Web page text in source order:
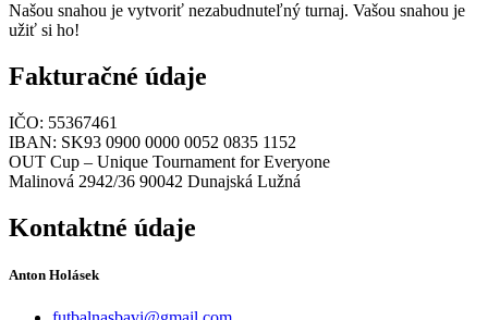
Našou snahou je vytvoriť nezabudnuteľný turnaj. Vašou snahou je
užiť si ho!
Fakturačné údaje
IČO: 55367461
IBAN: SK93 0900 0000 0052 0835 1152
OUT Cup – Unique Tournament for Everyone
Malinová 2942/36 90042 Dunajská Lužná
Kontaktné údaje
Anton Holásek